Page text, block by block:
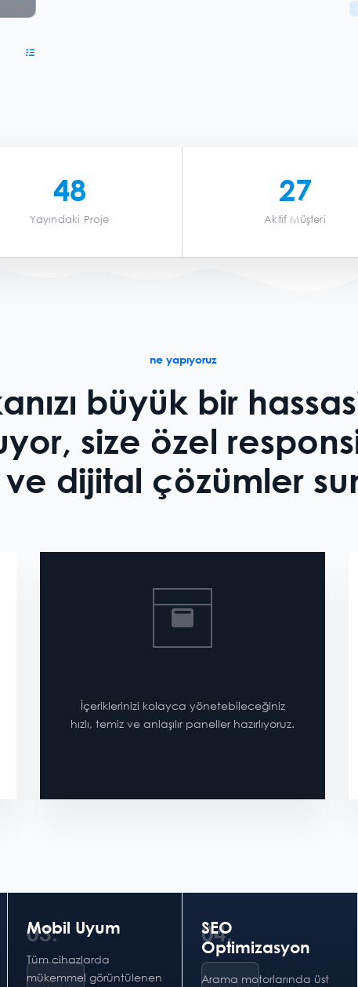
48
Yayındaki Proje
27
Aktif Müşteri
ne yapıyoruz
büyük bir
size özel
ve dijital çözümler
İçeriklerinizi kolayca yönetebileceğiniz
hızlı, temiz ve anlaşılır paneller hazırlıyoruz.
03.
Mobil Uyum
Tüm cihazlarda
mükemmel görüntülenen
04.
SEO
Optimizasyon
Arama motorlarında üst